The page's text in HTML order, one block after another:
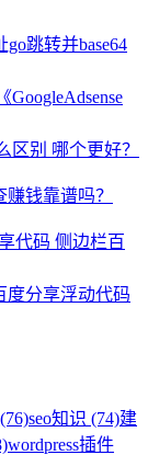
跳转并base64
区别 哪个更好？
钱靠谱吗？
代码 侧边栏百
度分享浮动代码
seo知识 (74)建
wordpress插件